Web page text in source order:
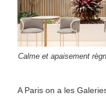
Calme et apaisement
A Paris on a les